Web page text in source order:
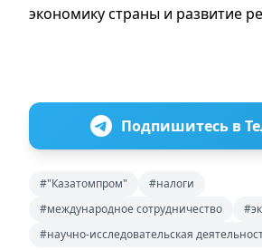
экономику страны и развитие
Подпишитесь в
#"Казатомпром"
#налоги
#международное сотрудничество
#научно-исследовательская